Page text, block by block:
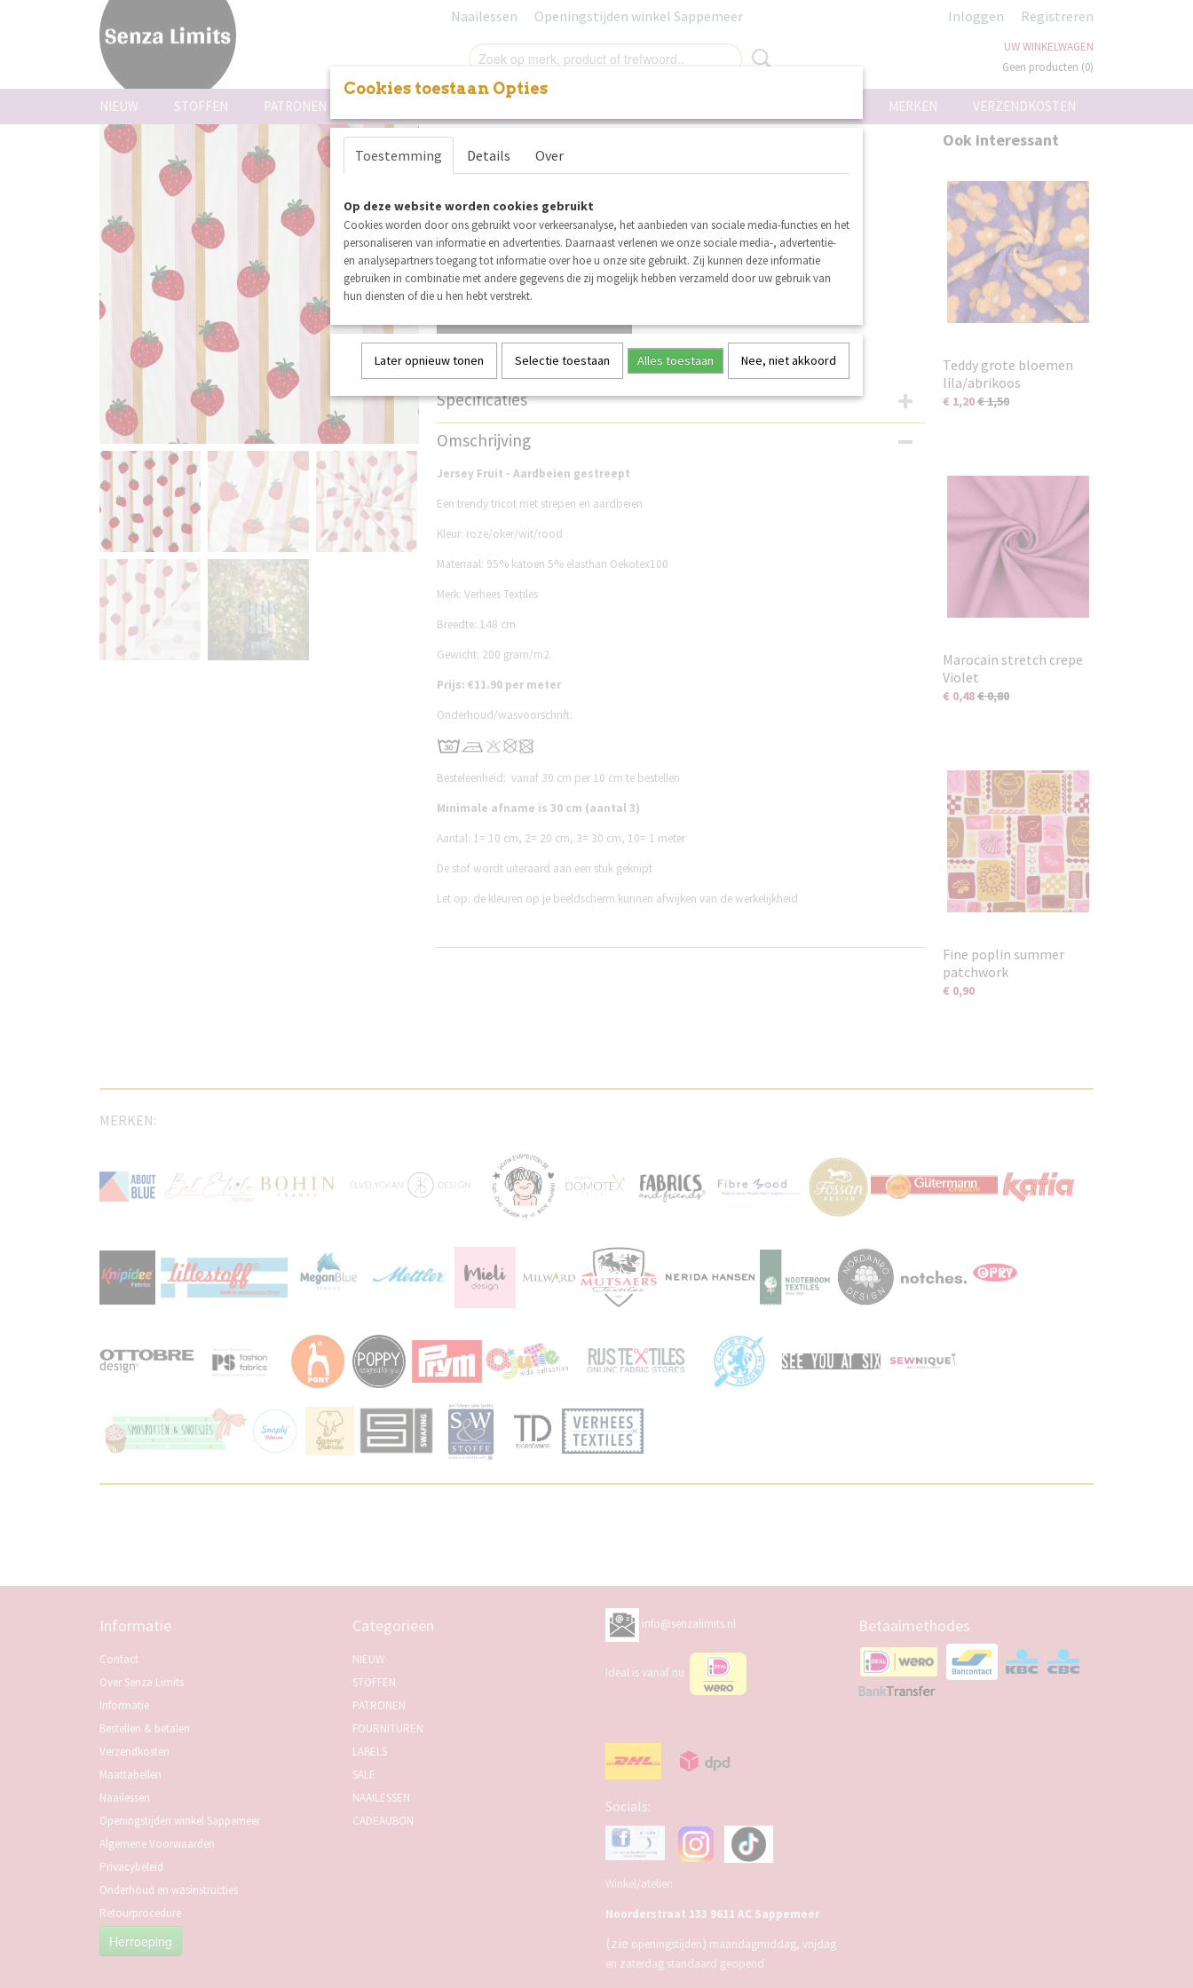
Naailessen Openingstijden winkel Sappemeer Inloggen Registreren
UW WINKELWAGEN
Geen producten (0)
VERZENDKOSTEN
MERKEN
NIEUW STOFFEN PATRONEN
summer sale Tricot Aardbeien gestreept
€ 1,19 € 1,00
Minimum aantal is 3 voor€ 3,00
✓Op voorraad
Aantal
IN WINKELWAGEN
Specificaties
Productcode
Omschrijving
Jersey Fruit - Aardbeien gestreept
Een trendy tricot met strepen en aardbeien
Kleur: roze/oker/wit/rood
Materiaal: 95% katoen 5% elasthan Oekotex100
Merk: Verhees Textiles
Breedte: 148 cm
Gewicht: 200 gram/m2
Prijs: €11.90 per meter
Onderhoud/wasvoorschrift:
Besteleenheid: vanaf 30 cm per 10 cm te bestellen
Minimale afname is 30 cm (aantal 3)
Aantal: 1= 10 cm, 2= 20 cm, 3= 30 cm, 10= 1 meter
De stof wordt uiteraard aan een stuk geknipt
Let op: de kleuren op je beeldscherm kunnen afwijken van de werkelijkheid
Ook interessant
Teddy grote bloemen
lila/abrikoos
€ 1,20€ 1,50
Marocain stretch crepe
Violet
€ 0,48€ 0,80
Fine poplin summer
patchwork
€ 0,90
MERKEN:
Informatie
Contact
Over Senza Limits
Informatie
Bestellen & betalen
Verzendkosten
Maattabellen
Naailessen
Openingstijden winkel Sappemeer
Algemene Voorwaarden
Privacybeleid
Onderhoud en wasinstructies
Retourprocedure
Herroeping
Categorieën
NIEUW
STOFFEN
PATRONEN
FOURNITUREN
LABELS
SALE
NAAILESSEN
CADEAUBON
info@senzalimits.nl
Ideal is vanaf nu
Socials:
Winkel/atelier:
Noorderstraat 133 9611 AC Sappemeer
(zie openingstijden) maandagmiddag, vrijdag
en zaterdag standaard geopend
Betaalmethodes
Cookies toestaan Opties
Toestemming Details Over
Op deze website worden cookies gebruikt
Cookies worden door ons gebruikt voor verkeersanalyse, het aanbieden van sociale media-functies en het
personaliseren van informatie en advertenties. Daarnaast verlenen we onze sociale media-, advertentie-
en analysepartners toegang tot informatie over hoe u onze site gebruikt. Zij kunnen deze informatie
gebruiken in combinatie met andere gegevens die zij mogelijk hebben verzameld door uw gebruik van
hun diensten of die u hen hebt verstrekt.
Later opnieuw tonen Selectie toestaan Alles toestaan Nee, niet akkoord